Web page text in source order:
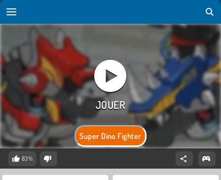
Super Dino Fighter
83%